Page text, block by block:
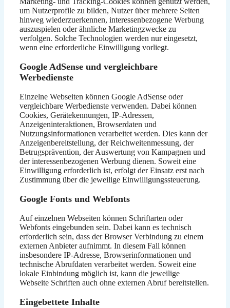
um Nutzerprofile zu bilden, Nutzer über mehrere Seiten
hinweg wiederzuerkennen, interessenbezogene Werbung
auszuspielen oder ähnliche Marketingzwecke zu
verfolgen. Solche Technologien werden nur eingesetzt,
wenn eine erforderliche Einwilligung vorliegt.
Google AdSense und vergleichbare
Werbedienste
Einzelne Webseiten können Google AdSense oder
vergleichbare Werbedienste verwenden. Dabei können
Cookies, Gerätekennungen, IP-Adressen,
Anzeigeninteraktionen, Browserdaten und
Nutzungsinformationen verarbeitet werden. Dies kann der
Anzeigenbereitstellung, der Reichweitenmessung, der
Betrugsprävention, der Auswertung von Kampagnen und
der interessenbezogenen Werbung dienen. Soweit eine
Einwilligung erforderlich ist, erfolgt der Einsatz erst nach
Zustimmung über die jeweilige Einwilligungssteuerung.
Google Fonts und Webfonts
Auf einzelnen Webseiten können Schriftarten oder
Webfonts eingebunden sein. Dabei kann es technisch
erforderlich sein, dass der Browser Verbindung zu einem
externen Anbieter aufnimmt. In diesem Fall können
insbesondere IP-Adresse, Browserinformationen und
technische Abrufdaten verarbeitet werden. Soweit eine
lokale Einbindung möglich ist, kann die jeweilige
Webseite Schriften auch ohne externen Abruf bereitstellen.
Eingebettete Inhalte